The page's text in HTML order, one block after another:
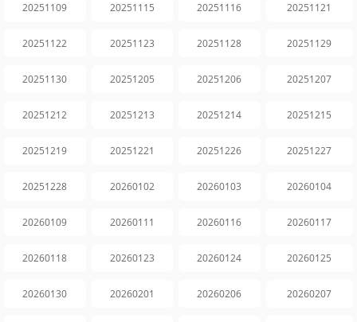
20251109 20251115 20251116 20251121
20251122 20251123 20251128 20251129
20251130 20251205 20251206 20251207
20251212 20251213 20251214 20251215
20251219 20251221 20251226 20251227
20251228 20260102 20260103 20260104
20260109 20260111 20260116 20260117
20260118 20260123 20260124 20260125
20260130 20260201 20260206 20260207